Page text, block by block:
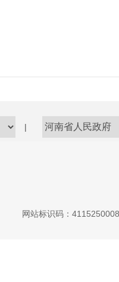
|
网站标识码：4115250008